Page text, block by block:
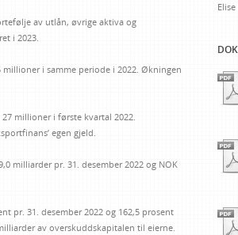
av utlån, øvrige aktiva og
i 2023.
i samme periode i 2022. Økningen
millioner i første kvartal 2022.
egen gjeld.
milliarder pr. 31. desember 2022 og NOK
pr. 31. desember 2022 og 162,5 prosent
av overskuddskapitalen til eierne.